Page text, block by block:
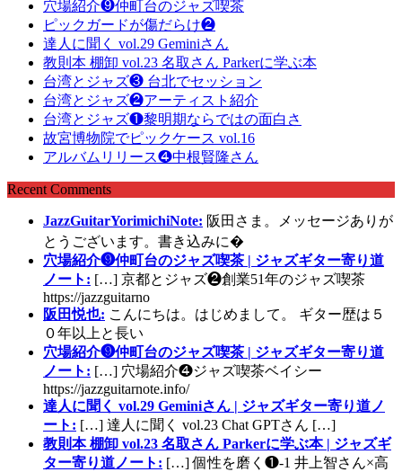
穴場紹介❾仲町台のジャズ喫茶
ピックガードが傷だらけ❷
達人に聞く vol.29 Geminiさん
教則本 棚卸 vol.23 名取さん Parkerに学ぶ本
台湾とジャズ❸ 台北でセッション
台湾とジャズ❷アーティスト紹介
台湾とジャズ❶黎明期ならではの面白さ
故宮博物院でピックケース vol.16
アルバムリリース❹中根賢隆さん
Recent Comments
JazzGuitarYorimichiNote: 阪田さま。メッセージありが
とうございます。書き込みに�
穴場紹介❾仲町台のジャズ喫茶 | ジャズギター寄り道
ノート: […] 京都とジャズ❷創業51年のジャズ喫茶
https://jazzguitarno
阪田悦也: こんにちは。はじめまして。 ギター歴は５
０年以上と長い
穴場紹介❾仲町台のジャズ喫茶 | ジャズギター寄り道
ノート: […] 穴場紹介❹ジャズ喫茶ベイシー
https://jazzguitarnote.info/
達人に聞く vol.29 Geminiさん | ジャズギター寄り道ノ
ート: […] 達人に聞く vol.23 Chat GPTさん […]
教則本 棚卸 vol.23 名取さん Parkerに学ぶ本 | ジャズギ
ター寄り道ノート: […] 個性を磨く❶-1 井上智さん×高